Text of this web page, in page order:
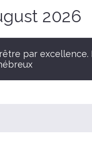
2026
par excellence.